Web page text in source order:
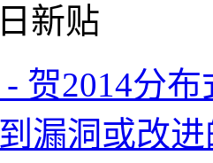
新贴
贺2014分
漏洞或改